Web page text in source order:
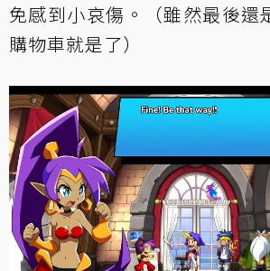
免感到小哀傷。（雖然最後還
購物車就是了）